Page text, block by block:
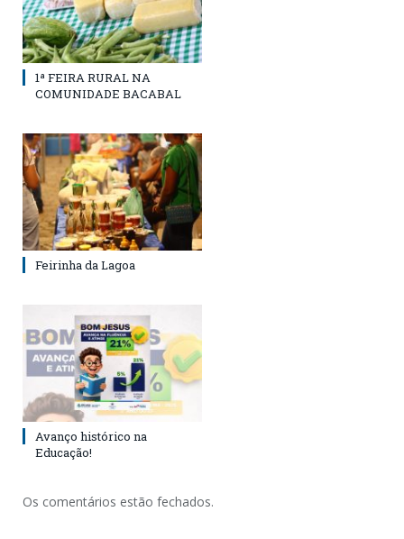
1ª FEIRA RURAL NA
COMUNIDADE BACABAL
Feirinha da Lagoa
Avanço histórico na
Educação!
Os comentários estão fechados.